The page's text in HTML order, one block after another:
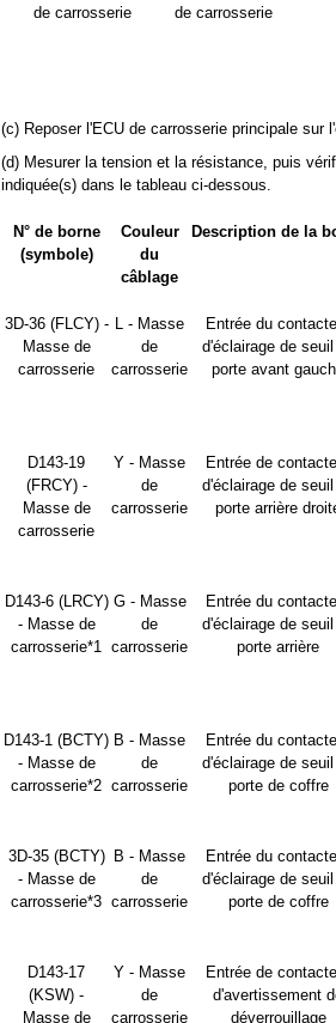
de carrosserie
de carrosserie
(c) Reposer l'ECU de carrosserie principale sur
(d) Mesurer la tension et la résistance, puis
indiquée(s) dans le tableau ci-dessous.
N° de borne
(symbole)
Couleur
du
câblage
Description de la
3D-36 (FLCY) -
Masse de
carrosserie
L - Masse
de
carrosserie
Entrée du
d'éclairage de
porte avant
D143-19
(FRCY) -
Masse de
carrosserie
Y - Masse
de
carrosserie
Entrée de
d'éclairage de
porte arrière
D143-6 (LRCY)
- Masse de
carrosserie*1
G - Masse
de
carrosserie
Entrée du
d'éclairage de
porte arrière
D143-1 (BCTY)
- Masse de
carrosserie*2
B - Masse
de
carrosserie
Entrée du
d'éclairage de
porte de coffre
3D-35 (BCTY)
- Masse de
carrosserie*3
B - Masse
de
carrosserie
Entrée du
d'éclairage de
porte de coffre
D143-17
(KSW) -
Masse de
Y - Masse
de
carrosserie
Entrée de
d'avertissement
déverrouillage